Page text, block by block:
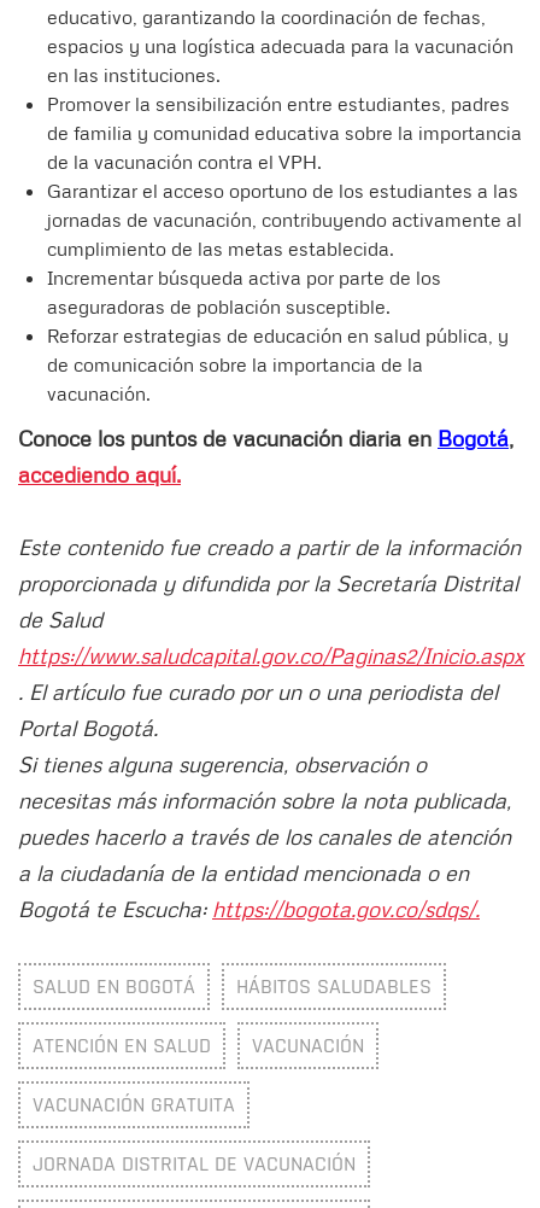
educativo, garantizando la coordinación de fechas,
espacios y una logística adecuada para la vacunación
en las instituciones.
Promover la sensibilización entre estudiantes, padres
de familia y comunidad educativa sobre la importancia
de la vacunación contra el VPH.
Garantizar el acceso oportuno de los estudiantes a las
jornadas de vacunación, contribuyendo activamente al
cumplimiento de las metas establecida.
Incrementar búsqueda activa por parte de los
aseguradoras de población susceptible.
Reforzar estrategias de educación en salud pública, y
de comunicación sobre la importancia de la
vacunación.
Conoce los puntos de vacunación diaria en Bogotá,
accediendo aquí.
Este contenido fue creado a partir de la información
proporcionada y difundida por la Secretaría Distrital
de Salud
https://www.saludcapital.gov.co/Paginas2/Inicio.aspx
. El artículo fue curado por un o una periodista del
Portal Bogotá.
Si tienes alguna sugerencia, observación o
necesitas más información sobre la nota publicada,
puedes hacerlo a través de los canales de atención
a la ciudadanía de la entidad mencionada o en
Bogotá te Escucha: https://bogota.gov.co/sdqs/.
SALUD EN BOGOTÁ HÁBITOS SALUDABLES
ATENCIÓN EN SALUD VACUNACIÓN
VACUNACIÓN GRATUITA
JORNADA DISTRITAL DE VACUNACIÓN